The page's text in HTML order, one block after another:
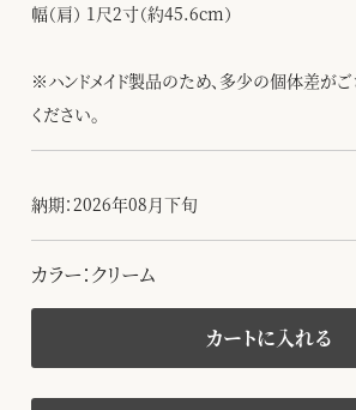
幅（肩） 1尺2寸（約45.6cm）
※ハンドメイド製品のため、多少の個体差が
ください。
納期：2026年08月下旬
カラー：クリーム
カートに入れる